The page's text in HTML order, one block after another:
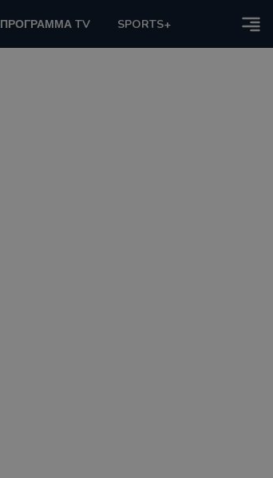
ΠΡΟΓΡΑΜΜΑ TV SPORTS+